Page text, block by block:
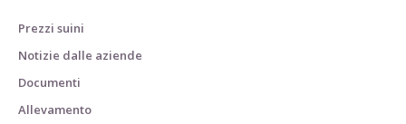
Prezzi suini
Notizie dalle aziende
Documenti
Allevamento